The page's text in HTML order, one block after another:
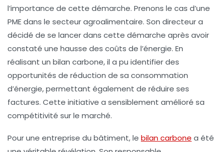
l’importance de cette démarche. Prenons le cas d’une
PME dans le secteur agroalimentaire. Son directeur a
décidé de se lancer dans cette démarche après avoir
constaté une hausse des coûts de l’énergie. En
réalisant un bilan carbone, il a pu identifier des
opportunités de réduction de sa consommation
d’énergie, permettant également de réduire ses
factures. Cette initiative a sensiblement amélioré sa
compétitivité sur le marché.
Pour une entreprise du bâtiment, le bilan carbone a été